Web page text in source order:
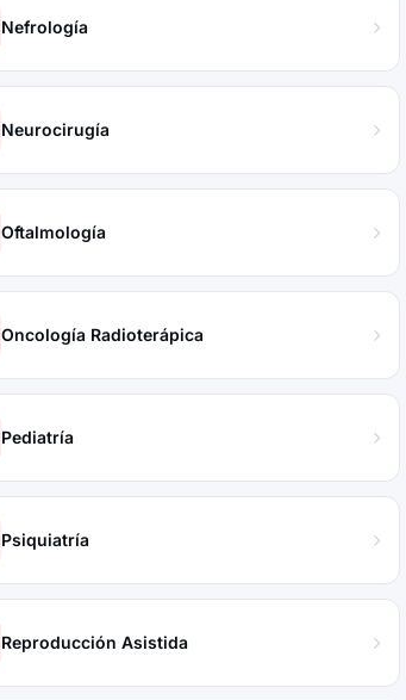
Nefrología
Neurocirugía
Oftalmología
Oncología Radioterápica
Pediatría
Psiquiatría
Reproducción Asistida